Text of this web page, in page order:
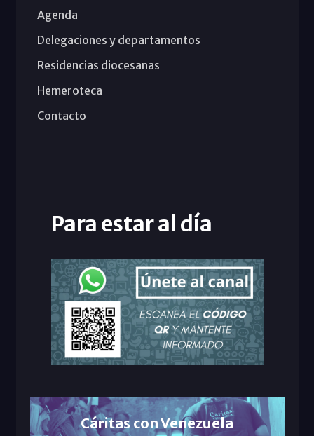
Agenda
Delegaciones y departamentos
Residencias diocesanas
Hemeroteca
Contacto
Para estar al día
Cáritas con Venezuela